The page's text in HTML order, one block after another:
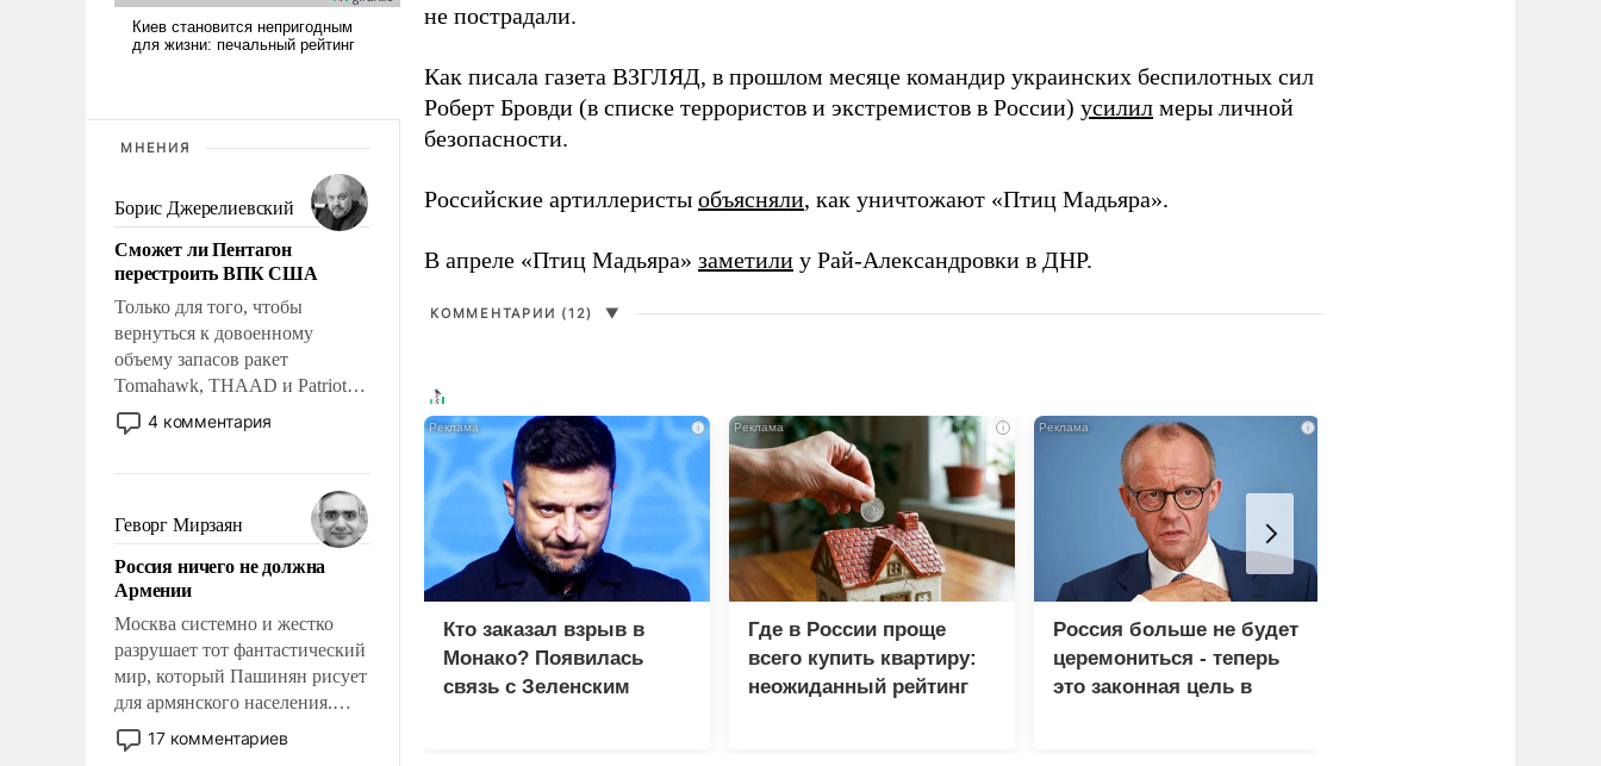
МНЕНИЯ
Борис Джерелиевский
Сможет ли Пентагон
перестроить ВПК США
Только для того, чтобы
вернуться к довоенному
объему запасов ракет
Tomahawk, THAAD и Patriot
США потребуется более трех
лет. Даже небольшая война с
Сложившаяся ситуация
означает многолетний период
уязвимости США, например,
перед Китаем.
4 комментария
Геворг Мирзаян
Россия ничего не должна
Армении
Москва системно и жестко
разрушает тот фантастический
мир, который Пашинян рисует
для армянского населения.
Мир, где политические
прожекты будут безусловно
17 комментариев
не пострадали.
Как писала газета ВЗГЛЯД, в прошлом месяце командир украинских беспилотных сил
Роберт Бровди (в списке террористов и экстремистов в России) усилил меры личной
безопасности.
Российские артиллеристы объясняли, как уничтожают «Птиц Мадьяра».
В апреле «Птиц Мадьяра» заметили у Рай-Александровки в ДНР.
КОММЕНТАРИИ (12) ▼
i
Кто заказал взрыв в
Монако? Появилась
связь с Зеленским
i
Где в России проще
всего купить квартиру:
неожиданный рейтинг
i
Россия больше не будет
церемониться - теперь
это законная цель в